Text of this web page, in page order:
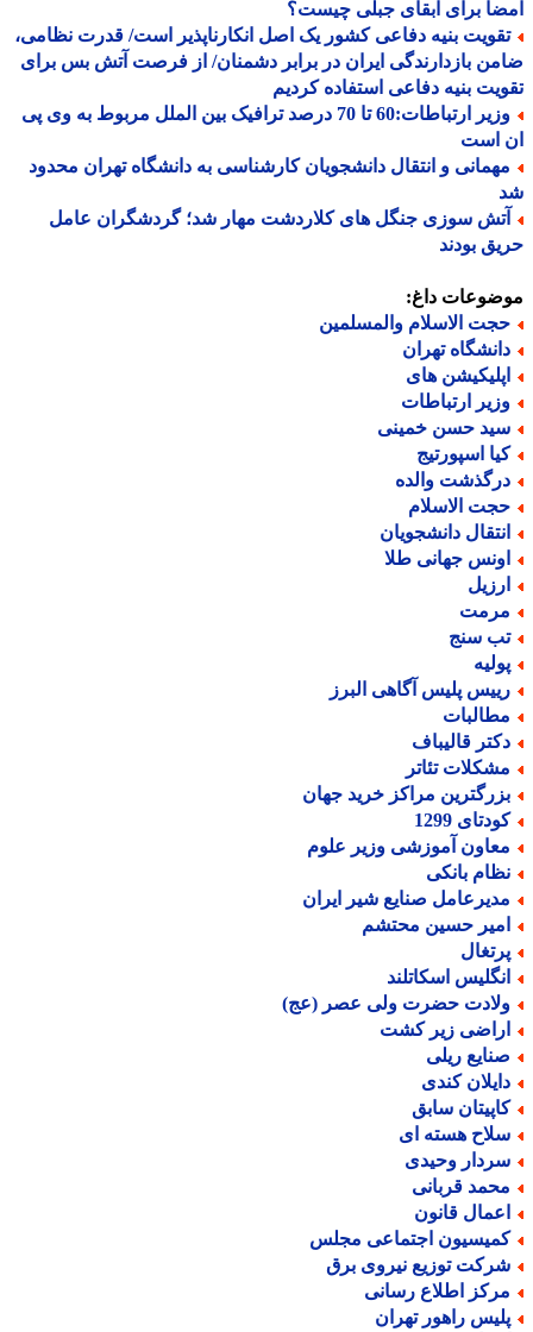
برای ابقای جبلی چیست؟
بنیه دفاعی کشور یک اصل انکارناپذیر است/ قدرت نظامی،
بازدارندگی ایران در برابر دشمنان/ از فرصت آتش بس برای
بنیه دفاعی استفاده کردیم
وزیر ارتباطات:60 تا 70 درصد ترافیک بین الملل مربوط به وی پی
است
و انتقال دانشجویان کارشناسی به دانشگاه تهران محدود
سوزی جنگل های کلاردشت مهار شد؛ گردشگران عامل
بودند
داغ:
الاسلام والمسلمین
تهران
های
ارتباطات
حسن خمینی
اسپورتیج
والده
الاسلام
دانشجویان
جهانی طلا
سنج
پلیس آگاهی البرز
قالیباف
تئاتر
مراکز خرید جهان
1299
آموزشی وزیر علوم
بانکی
صنایع شیر ایران
حسین محتشم
اسکاتلند
حضرت ولی عصر (عج)
زیر کشت
ریلی
کندی
سابق
هسته ای
وحیدی
قربانی
قانون
اجتماعی مجلس
توزیع نیروی برق
اطلاع رسانی
راهور تهران